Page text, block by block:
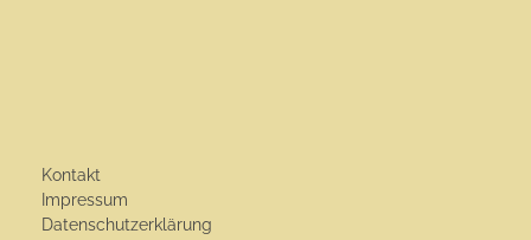
Kontakt
Impressum
Datenschutzerklärung